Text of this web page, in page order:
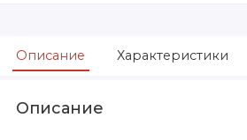
Описание Характеристики
Описание